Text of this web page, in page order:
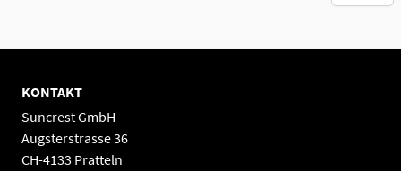
KONTAKT
Suncrest GmbH
Augsterstrasse 36
CH-4133 Pratteln